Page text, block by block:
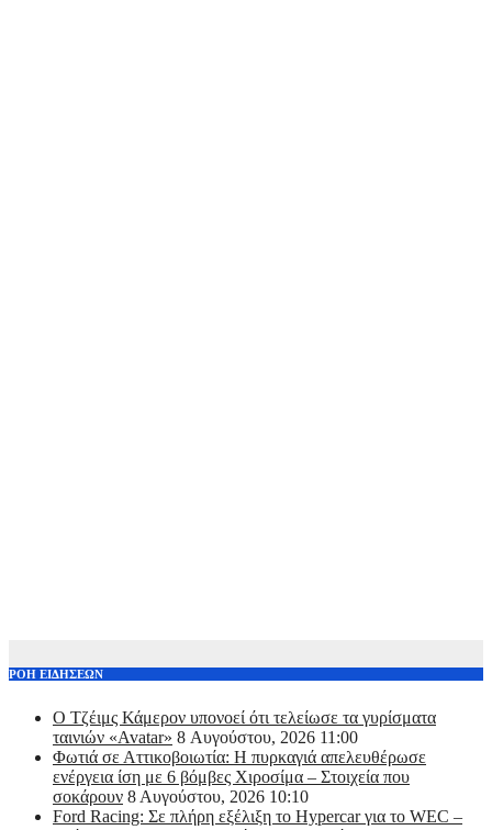
ΡΟΗ ΕΙΔΗΣΕΩΝ
Ο Τζέιμς Κάμερον υπονοεί ότι τελείωσε τα γυρίσματα
ταινιών «Avatar» 8 Αυγούστου, 2026 11:00
Φωτιά σε Αττικoβοιωτία: Η πυρκαγιά απελευθέρωσε
ενέργεια ίση με 6 βόμβες Χιροσίμα – Στοιχεία που
σοκάρουν 8 Αυγούστου, 2026 10:10
Ford Racing: Σε πλήρη εξέλιξη το Hypercar για το WEC –